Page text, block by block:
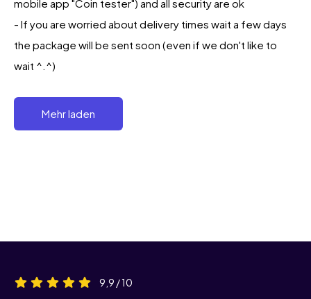
mobile app "Coin tester") and all security are ok
- If you are worried about delivery times wait a few days
the package will be sent soon (even if we don't like to
wait ^.^)
Mehr laden
9,9 / 10